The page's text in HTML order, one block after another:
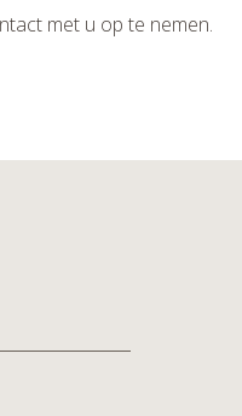
met u op te nemen.